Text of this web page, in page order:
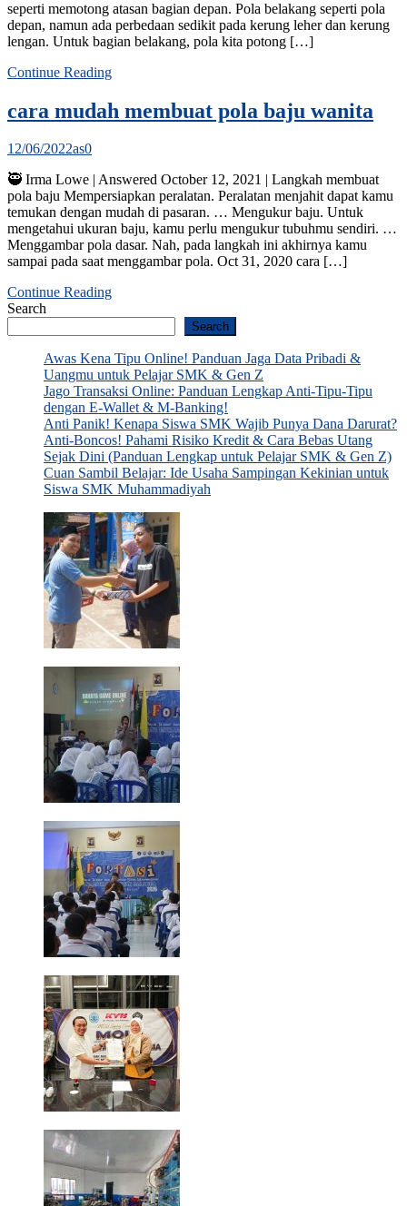
seperti memotong atasan bagian depan. Pola belakang seperti pola
depan, namun ada perbedaan sedikit pada kerung leher dan kerung
lengan. Untuk bagian belakang, pola kita potong […]
Continue Reading
cara mudah membuat pola baju wanita
12/06/2022as0
🥷 Irma Lowe | Answered October 12, 2021 | Langkah membuat
pola baju Mempersiapkan peralatan. Peralatan menjahit dapat kamu
temukan dengan mudah di pasaran. … Mengukur baju. Untuk
mengetahui ukuran baju, kamu perlu mengukur tubuhmu sendiri. …
Menggambar pola dasar. Nah, pada langkah ini akhirnya kamu
sampai pada saat menggambar pola. Oct 31, 2020 cara […]
Continue Reading
Search
Search
Awas Kena Tipu Online! Panduan Jaga Data Pribadi &
Uangmu untuk Pelajar SMK & Gen Z
Jago Transaksi Online: Panduan Lengkap Anti-Tipu-Tipu
dengan E-Wallet & M-Banking!
Anti Panik! Kenapa Siswa SMK Wajib Punya Dana Darurat?
Anti-Boncos! Pahami Risiko Kredit & Cara Bebas Utang
Sejak Dini (Panduan Lengkap untuk Pelajar SMK & Gen Z)
Cuan Sambil Belajar: Ide Usaha Sampingan Kekinian untuk
Siswa SMK Muhammadiyah